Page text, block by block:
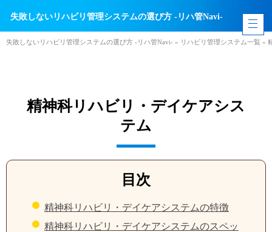
失敗しないリハビリ管理システムの選び方 -リハ管Navi-
失敗しないリハビリ管理システムの選び方 -リハ管Navi- » リハビリ管理システム一覧 »
精神科リハビリ・デイケアシス
テム
目次
精神科リハビリ・デイケアシステムの特徴
精神科リハビリ・デイケアシステムのスペッ